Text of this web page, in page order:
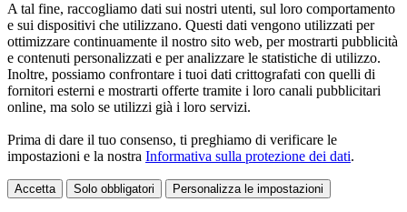
A tal fine, raccogliamo dati sui nostri utenti, sul loro comportamento
e sui dispositivi che utilizzano. Questi dati vengono utilizzati per
ottimizzare continuamente il nostro sito web, per mostrarti pubblicità
e contenuti personalizzati e per analizzare le statistiche di utilizzo.
Inoltre, possiamo confrontare i tuoi dati crittografati con quelli di
fornitori esterni e mostrarti offerte tramite i loro canali pubblicitari
online, ma solo se utilizzi già i loro servizi.
Prima di dare il tuo consenso, ti preghiamo di verificare le
impostazioni e la nostra Informativa sulla protezione dei dati.
Accetta Solo obbligatori Personalizza le impostazioni